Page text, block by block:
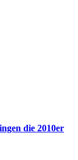
die 2010er